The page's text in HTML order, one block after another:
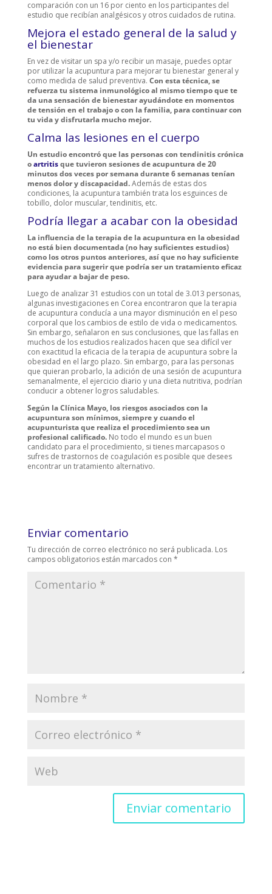
comparación con un 16 por ciento en los participantes del
estudio que recibían analgésicos y otros cuidados de rutina.
Mejora el estado general de la salud y
el bienestar
En vez de visitar un spa y/o recibir un masaje, puedes optar
por utilizar la acupuntura para mejorar tu bienestar general y
como medida de salud preventiva. Con esta técnica, se
refuerza tu sistema inmunológico al mismo tiempo que te
da una sensación de bienestar ayudándote en momentos
de tensión en el trabajo o con la familia, para continuar con
tu vida y disfrutarla mucho mejor.
Calma las lesiones en el cuerpo
Un estudio encontró que las personas con tendinitis crónica
oartritisque tuvieron sesiones de acupuntura de 20
minutos dos veces por semana durante 6 semanas tenían
menos dolor y discapacidad.Además de estas dos
condiciones, la acupuntura también trata los esguinces de
tobillo, dolor muscular, tendinitis, etc.
Podría llegar a acabar con la obesidad
La influencia de la terapia de la acupuntura en la obesidad
no está bien documentada (no hay suficientes estudios)
como los otros puntos anteriores, así que no hay suficiente
evidencia para sugerir que podría ser un tratamiento eficaz
para ayudar a bajar de peso.
Luego de analizar 31 estudios con un total de 3.013 personas,
algunas investigaciones en Corea encontraron que la terapia
de acupuntura conducía a una mayor disminución en el peso
corporal que los cambios de estilo de vida o medicamentos.
Sin embargo, señalaron en sus conclusiones, que las fallas en
muchos de los estudios realizados hacen que sea difícil ver
con exactitud la eficacia de la terapia de acupuntura sobre la
obesidad en el largo plazo. Sin embargo, para las personas
que quieran probarlo, la adición de una sesión de acupuntura
semanalmente, el ejercicio diario y una dieta nutritiva, podrían
conducir a obtener logros saludables.
Según la Clínica Mayo, los riesgos asociados con la
acupuntura son mínimos, siempre y cuando el
acupunturista que realiza el procedimiento sea un
profesional calificado.No todo el mundo es un buen
candidato para el procedimiento, si tienes marcapasos o
sufres de trastornos de coagulación es posible que desees
encontrar un tratamiento alternativo.
Enviar comentario
Tu dirección de correo electrónico no será publicada. Los
campos obligatorios están marcados con *